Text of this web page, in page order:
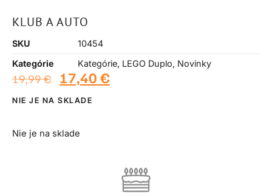
KLUB A AUTO
SKU
10454
Kategórie
Kategórie, LEGO Duplo, Novinky
19,99€ 17,40 €
NIE JE NA SKLADE
Nie je na sklade